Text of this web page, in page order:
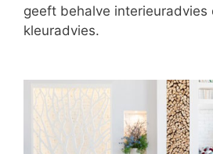
geeft behalve interieuradvies
kleuradvies.